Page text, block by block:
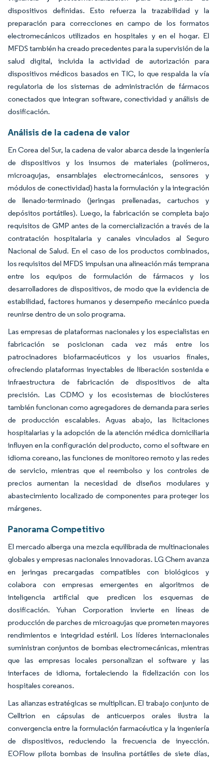
dispositivos definidas. Esto refuerza la trazabilidad y la
preparación para correcciones en campo de los formatos
electromecánicos utilizados en hospitales y en el hogar. El
MFDS también ha creado precedentes para la supervisión de la
salud digital, incluida la actividad de autorización para
dispositivos médicos basados en TIC, lo que respalda la vía
regulatoria de los sistemas de administración de fármacos
conectados que integran software, conectividad y análisis de
dosificación.
Análisis de la cadena de valor
En Corea del Sur, la cadena de valor abarca desde la ingeniería
de dispositivos y los insumos de materiales (polímeros,
microagujas, ensamblajes electromecánicos, sensores y
módulos de conectividad) hasta la formulación y la integración
de llenado-terminado (jeringas prellenadas, cartuchos y
depósitos portátiles). Luego, la fabricación se completa bajo
requisitos de GMP antes de la comercialización a través de la
contratación hospitalaria y canales vinculados al Seguro
Nacional de Salud. En el caso de los productos combinados,
los requisitos del MFDS impulsan una alineación más temprana
entre los equipos de formulación de fármacos y los
desarrolladores de dispositivos, de modo que la evidencia de
estabilidad, factores humanos y desempeño mecánico pueda
reunirse dentro de un solo programa.
Las empresas de plataformas nacionales y los especialistas en
fabricación se posicionan cada vez más entre los
patrocinadores biofarmacéuticos y los usuarios finales,
ofreciendo plataformas inyectables de liberación sostenida e
infraestructura de fabricación de dispositivos de alta
precisión. Las CDMO y los ecosistemas de bioclústeres
también funcionan como agregadores de demanda para series
de producción escalables. Aguas abajo, las licitaciones
hospitalarias y la adopción de la atención médica domiciliaria
influyen en la configuración del producto, como el software en
idioma coreano, las funciones de monitoreo remoto y las redes
de servicio, mientras que el reembolso y los controles de
precios aumentan la necesidad de diseños modulares y
abastecimiento localizado de componentes para proteger los
márgenes.
Panorama Competitivo
El mercado alberga una mezcla equilibrada de multinacionales
globales y empresas nacionales innovadoras. LG Chem avanza
en jeringas precargadas compatibles con biológicos y
colabora con empresas emergentes en algoritmos de
inteligencia artificial que predicen los esquemas de
dosificación. Yuhan Corporation invierte en líneas de
producción de parches de microagujas que prometen mayores
rendimientos e integridad estéril. Los líderes internacionales
suministran conjuntos de bombas electromecánicas, mientras
que las empresas locales personalizan el software y las
interfaces de idioma, fortaleciendo la fidelización con los
hospitales coreanos.
Las alianzas estratégicas se multiplican. El trabajo conjunto de
Celltrion en cápsulas de anticuerpos orales ilustra la
convergencia entre la formulación farmacéutica y la ingeniería
de dispositivos, reduciendo la frecuencia de inyección.
EOFlow pilota bombas de insulina portátiles de siete días,